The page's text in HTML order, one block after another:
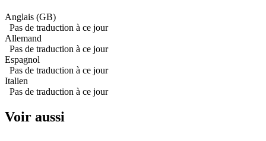
Anglais (GB)
Pas de traduction à ce jour
Allemand
Pas de traduction à ce jour
Espagnol
Pas de traduction à ce jour
Italien
Pas de traduction à ce jour
Voir aussi